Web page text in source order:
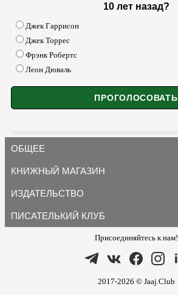
10 лет назад?
Джек Гаррисон
Джек Торрес
Фрэнк Робертс
Леон Дюваль
ОБЩЕЕ
КНИЖНЫЙ МАГАЗИН
ИЗДАТЕЛЬСТВО
ПИСАТЕЛЬКИЙ КЛУБ
Присоединяйтесь к нам!
2017-2026 © Jaaj.Club